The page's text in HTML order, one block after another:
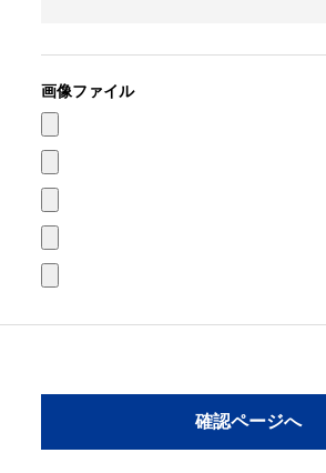
画像ファイル